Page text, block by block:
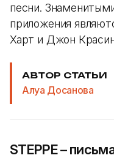
песни.
приложения
Харт и Джон
АВТОР СТАТЬИ
Алуа Досанова
STEPPE –